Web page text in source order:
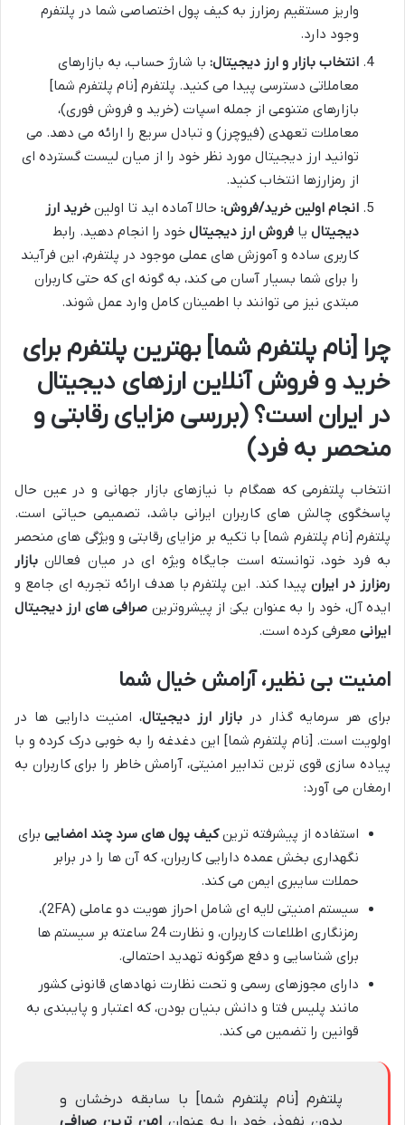
واریز مستقیم رمزارز به کیف پول اختصاصی شما در پلتفرم
وجود دارد.
انتخاب بازار و ارز دیجیتال: با شارژ حساب، به بازارهای
معاملاتی دسترسی پیدا می کنید. پلتفرم [نام پلتفرم شما]
بازارهای متنوعی از جمله اسپات (خرید و فروش فوری)،
معاملات تعهدی (فیوچرز) و تبادل سریع را ارائه می دهد. می
توانید ارز دیجیتال مورد نظر خود را از میان لیست گسترده ای
از رمزارزها انتخاب کنید.
انجام اولین خرید/فروش: حالا آماده اید تا اولین خرید ارز
دیجیتال یا فروش ارز دیجیتال خود را انجام دهید. رابط
کاربری ساده و آموزش های عملی موجود در پلتفرم، این فرآیند
را برای شما بسیار آسان می کند، به گونه ای که حتی کاربران
مبتدی نیز می توانند با اطمینان کامل وارد عمل شوند.
چرا [نام پلتفرم شما] بهترین پلتفرم برای
خرید و فروش آنلاین ارزهای دیجیتال
در ایران است؟ (بررسی مزایای رقابتی و
منحصر به فرد)
انتخاب پلتفرمی که همگام با نیازهای بازار جهانی و در عین حال
پاسخگوی چالش های کاربران ایرانی باشد، تصمیمی حیاتی است.
پلتفرم [نام پلتفرم شما] با تکیه بر مزایای رقابتی و ویژگی های منحصر
به فرد خود، توانسته است جایگاه ویژه ای در میان فعالان بازار
رمزارز در ایرانپیدا کند. این پلتفرم با هدف ارائه تجربه ای جامع و
ایده آل، خود را به عنوان یکی از پیشروترین صرافی های ارز دیجیتال
ایرانی معرفی کرده است.
امنیت بی نظیر، آرامش خیال شما
برای هر سرمایه گذار دربازار ارز دیجیتال، امنیت دارایی ها در
اولویت است. [نام پلتفرم شما] این دغدغه را به خوبی درک کرده و با
پیاده سازی قوی ترین تدابیر امنیتی، آرامش خاطر را برای کاربران به
ارمغان می آورد:
استفاده از پیشرفته ترینکیف پول های سرد چند امضایی برای
نگهداری بخش عمده دارایی کاربران، که آن ها را در برابر
حملات سایبری ایمن می کند.
سیستم امنیتی لایه ای شامل احراز هویت دو عاملی (2FA)،
رمزنگاری اطلاعات کاربران، و نظارت 24 ساعته بر سیستم ها
برای شناسایی و دفع هرگونه تهدید احتمالی.
دارای مجوزهای رسمی و تحت نظارت نهادهای قانونی کشور
مانند پلیس فتا و دانش بنیان بودن، که اعتبار و پایبندی به
قوانین را تضمین می کند.
پلتفرم [نام پلتفرم شما] با سابقه درخشان و
بدون نفوذ، خود را به عنوانامن ترین صرافی